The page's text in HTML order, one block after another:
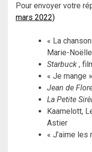
Pour envoyer votre
mars 2022)
« La
Marie-
Starbuck ,
« Je mange
Jean de
La Petite
Kaamelott,
Astier
« J’aime les